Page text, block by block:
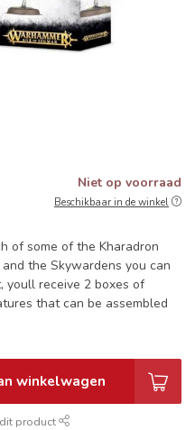
Niet op voorraad
Beschikbaar in de winkel
of some of the Kharadron
the Skywardens you can
youll receive 2 boxes of
that can be assembled
winkelwagen
product